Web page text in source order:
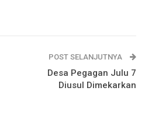
POST SELANJUTNYA
Desa Pegagan Julu 7
Diusul Dimekarkan